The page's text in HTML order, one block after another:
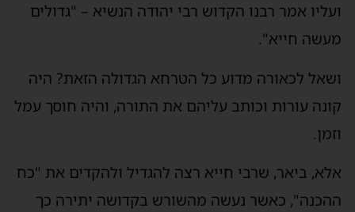
ועליו אמר רבנו הקדוש רבי יהודה הנשיא – "גדולים
מעשה חייא".
ושאל לכאורה מדוע כל הטרחא הגדולה הזאת? היה
קונה עורות וכותב עליהם את התורה, והיה חוסך עמל
וזמן.
אלא, ביאר, שרבי חייא רצה להגדיל ולהקדים את "כח
ההכנה", כאשר נעשה מהשורש בקדושה יתירה כך